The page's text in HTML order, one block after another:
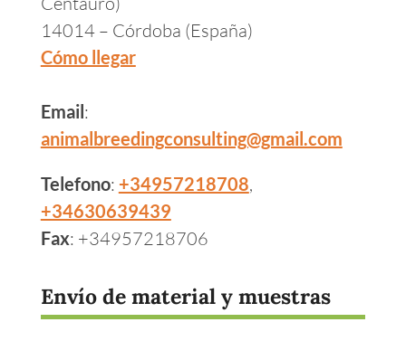
14014 – Córdoba (España)
Cómo llegar
Email:
animalbreedingconsulting@gmail.com
Telefono: +34957218708,
+34630639439
Fax: +34957218706
Envío de material y muestras